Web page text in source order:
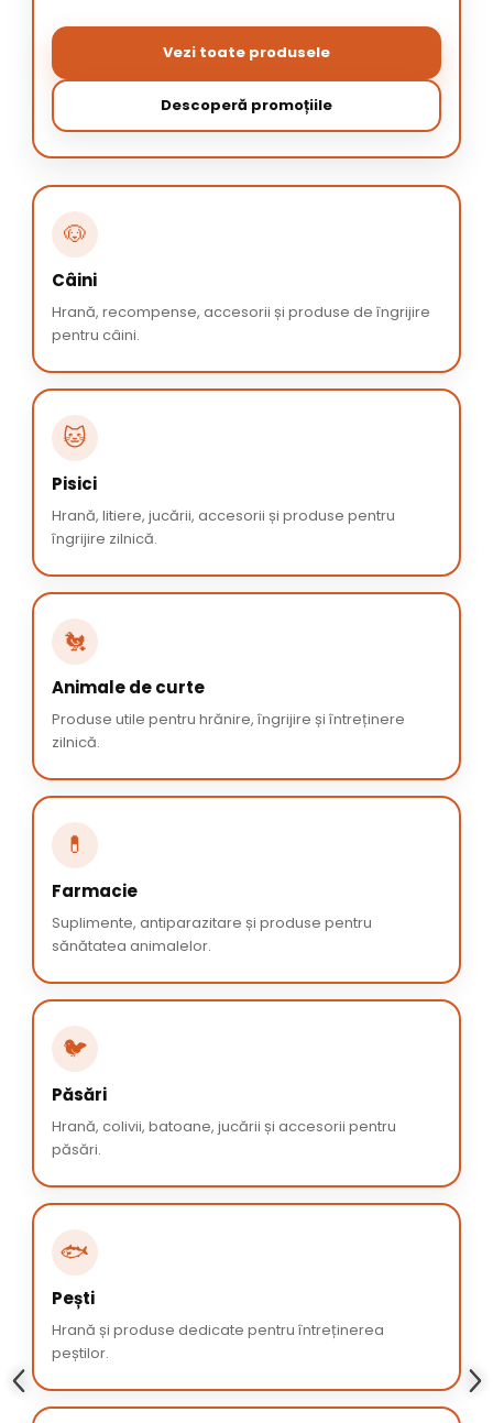
Vezi toate produsele
Descoperă promoțiile
🐶
Câini
Hrană, recompense, accesorii și produse de îngrijire
pentru câini.
🐱
Pisici
Hrană, litiere, jucării, accesorii și produse pentru
îngrijire zilnică.
🐔
Animale de curte
Produse utile pentru hrănire, îngrijire și întreținere
zilnică.
💊
Farmacie
Suplimente, antiparazitare și produse pentru
sănătatea animalelor.
🐦
Păsări
Hrană, colivii, batoane, jucării și accesorii pentru
păsări.
🐟
Pești
Hrană și produse dedicate pentru întreținerea
peștilor.